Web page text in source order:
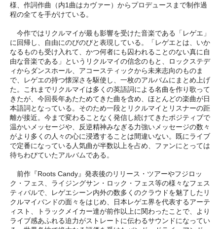
様、作詞作曲（内1曲はカヴァー）からプロデュースまで制作過
程の全てを手がけている。
今作ではリクルマイが最も影響を受けた音楽である「レゲエ」
に回帰し、自由にのびのびと表現している。「レゲエとは、いか
なるものも受け入れて、かつ何者にも囚われることのない真に自
由な音楽である」というリクルマイの信念のもと、ロックステデ
ィからダンスホール、アコースティックから未来志向のものま
で、レゲエの持つ懐深さを駆使し、一枚のアルバムにまとめ上げ
た。これまでリクルマイは多くの英語詞による名曲を作り歌って
きたが、今回長年あたためてきた曲を含め、ほとんどの楽曲が日
本語詞となっている。そのため一段とリクルマイとリスナーの距
離が接近。今まで変わることなく発信し続けてきたポジティブで
温かいメッセージや、反逆精神みなぎる力強いメッセージの数々
がより多くの人々の心に浸透することは間違いない。既にライブ
で定番になっている人気曲が半数以上を占め、ファンにとっては
待ちわびていたアルバムである。
前作『Roots Candy』発表後のリリース・ツアーやフジロッ
ク・フェス、ライジングサン・ロック・フェス等の様々なフェス
ティバルで、レゲエシーン内外の数多くのクラウドを魅了したリ
クルマイバンドの面々をはじめ、日本レゲエ界を代表するアーテ
ィスト、トラックメイカー達が前作以上に関わったことで、より
ライブ感あふれる迫力がストレートに伝わるサウンドになってい